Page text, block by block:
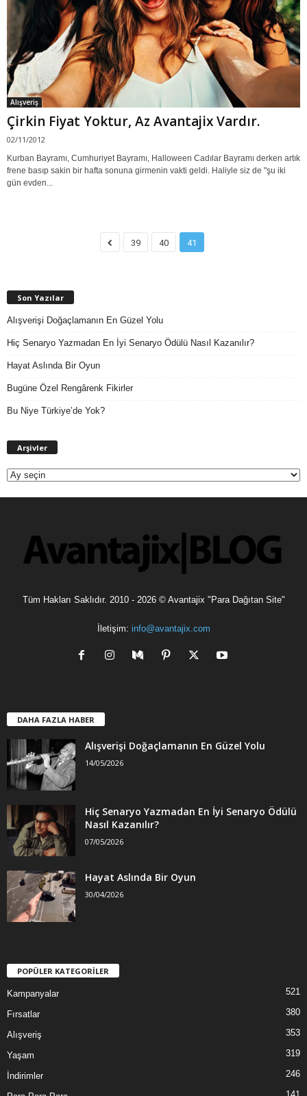
Alışveriş
Çirkin Fiyat Yoktur, Az Avantajix Vardır.
02/11/2012
Kurban Bayramı, Cumhuriyet Bayramı, Halloween Cadılar Bayramı derken artık
frene basıp sakin bir hafta sonuna girmenin vakti geldi. Haliyle siz de "şu iki
gün evden...
39 40 41
Son Yazılar
Alışverişi Doğaçlamanın En Güzel Yolu
Hiç Senaryo Yazmadan En İyi Senaryo Ödülü Nasıl Kazanılır?
Hayat Aslında Bir Oyun
Bugüne Özel Rengârenk Fikirler
Bu Niye Türkiye’de Yok?
Arşivler
Tüm Hakları Saklıdır. 2010 - 2026 © Avantajix "Para Dağıtan Site"
İletişim: info@avantajix.com
DAHA FAZLA HABER
Alışverişi Doğaçlamanın En Güzel Yolu
14/05/2026
Hiç Senaryo Yazmadan En İyi Senaryo Ödülü
Nasıl Kazanılır?
07/05/2026
Hayat Aslında Bir Oyun
30/04/2026
POPÜLER KATEGORİLER
Kampanyalar 521
Fırsatlar 380
Alışveriş 353
Yaşam 319
İndirimler 246